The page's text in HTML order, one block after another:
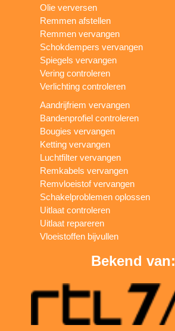
Olie verversen
Remmen afstellen
Remmen vervangen
Schokdempers vervangen
Spiegels vervangen
Vering controleren
Verlichting controleren
Aandrijfriem vervangen
Bandenprofiel controleren
Bougies vervangen
Ketting vervangen
Luchtfilter vervangen
Remkabels vervangen
Remvloeistof vervangen
Schakelproblemen oplossen
Uitlaat controleren
Uitlaat repareren
Vloeistoffen bijvullen
Bekend van: